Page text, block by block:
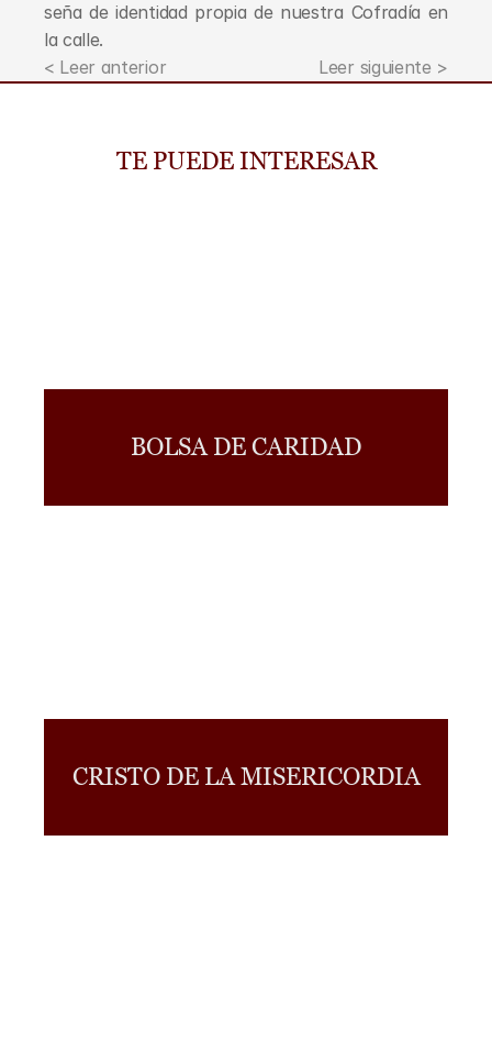
seña de identidad propia de nuestra Cofradía en
la calle.
< Leer anterior
Leer siguiente >
TE PUEDE INTERESAR
BOLSA DE CARIDAD
CRISTO DE LA MISERICORDIA